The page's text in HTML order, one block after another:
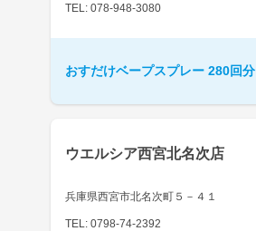
TEL: 078-948-3080
おすだけベープスプレー 280回分
ウエルシア西宮北名次店
兵庫県西宮市北名次町５－４１
TEL: 0798-74-2392